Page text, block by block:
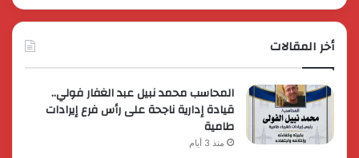
أخر المقالات
المحاسب محمد نبيل عبد الغفار فولي..
قيادة إدارية ناجحة على رأس فرع إيرادات
طامية
منذ 3 أيام